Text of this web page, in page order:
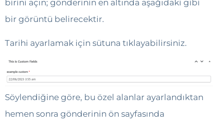
birini açın; gönderinin en altında aşağıdaki gibi
bir görüntü belirecektir.
Tarihi ayarlamak için sütuna tıklayabilirsiniz.
Söylendiğine göre, bu özel alanlar ayarlandıktan
hemen sonra gönderinin ön sayfasında